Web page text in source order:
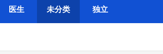
医生 未分类 独立